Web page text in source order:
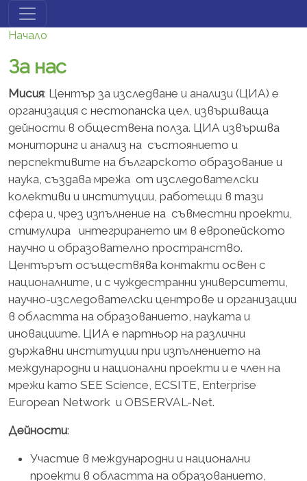
Премини към основното съдържание
Начало
За нас
Мисия: Център за изследване и анализи (ЦИА) е
организация с нестопанска цел, извършваща
дейности в обществена полза. ЦИА извършва
мониторинг и анализ на състоянието и
перспективите на българското образование и
наука, създава мрежа от изследователски
колективи и институции, работещи в тази
сфера и, чрез изпълнение на съвместни проекти,
стимулира интегрирането им в европейското
научно и образователно пространство.
Центърът осъществява контакти освен с
националните, и с чуждестранни университети,
научно-изследователски центрове и организации
в областта на образованието, науката и
иновациите. ЦИА е партньор на различни
държавни институции при изпълнението на
международни и национални проекти и е член на
мрежи като SEE Science, ECSITE, Enterprise
European Network и OBSERVAL-Net.
Дейности:
Участие в международни и национални
проекти в областта на образованието,